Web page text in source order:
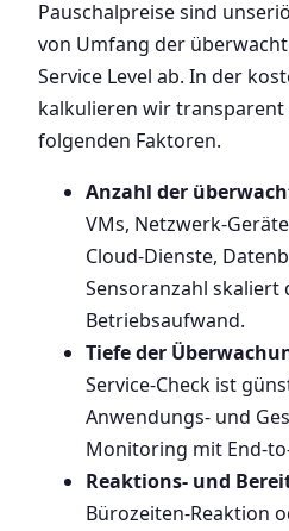
Pauschalpreise sind
von Umfang der
Service Level ab. In der
kalkulieren wir transparent
folgenden Faktoren.
Anzahl der
VMs, Netzwerk-
Cloud-Dienste,
Sensoranzahl skaliert
Betriebsaufwand.
Tiefe der
Service-Check ist
Anwendungs- und
Monitoring mit End-
Reaktions- und
Bürozeiten-Reaktion